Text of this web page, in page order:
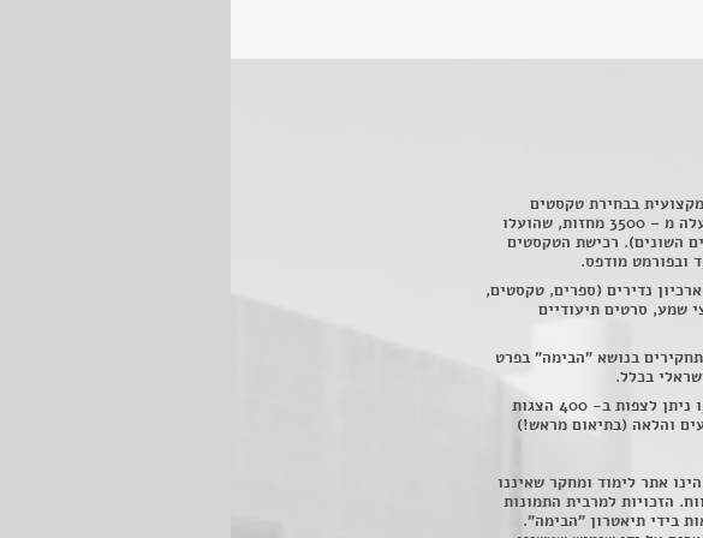
מקצועית בבחירת טקסטים
ומונולוגים (מתוך למעלה מ – 3500 מחזות, שהועלו
השונים). רכישת הטקסטים
ובפורמט מודפס.
נדירים (ספרים, טקסטים,
שמע, סרטים תיעודיים
בנושא "הבימה" בפרט
בכלל.
חדר הצפייה מרווח ובו ניתן לצפות ב- 400 הצגות
והלאה (בתיאום מראש!)
אתר לימוד ומחקר שאיננו
הזכויות למרבית התמונות
בידי תיאטרון "הבימה".